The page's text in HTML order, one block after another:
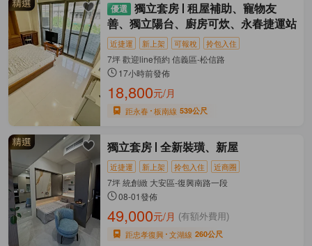
獨立套房
租屋補助、寵物友
善、獨立陽台、廚房可炊、永春捷運站
近捷運 新上架 可報稅 拎包入住
7坪 歡迎line預約 信義區-松信路
17小時前發佈
18,800元/月
距永春 板南線 539公尺
獨立套房 全新裝璜、新屋
近捷運 新上架 拎包入住 近商圈
7坪 統創緻 大安區-復興南路一段
08-01發佈
49,000元/月 (有額外費用)
距忠孝復興 文湖線 260公尺